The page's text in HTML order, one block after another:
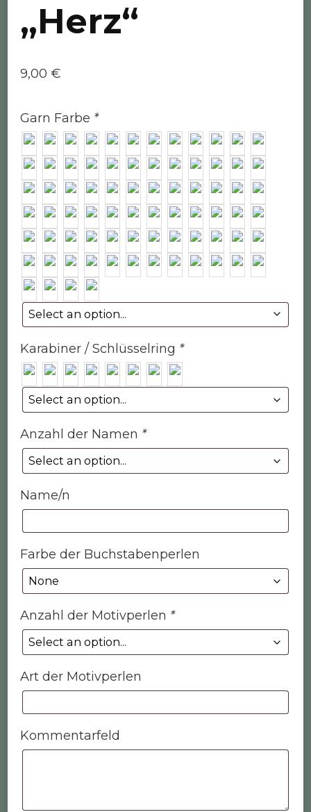
„Herz“
9,00 €
Garn Farbe *
Karabiner / Schlüsselring *
Anzahl der Namen *
Name/n
Farbe der Buchstabenperlen
Anzahl der Motivperlen *
Art der Motivperlen
Kommentarfeld